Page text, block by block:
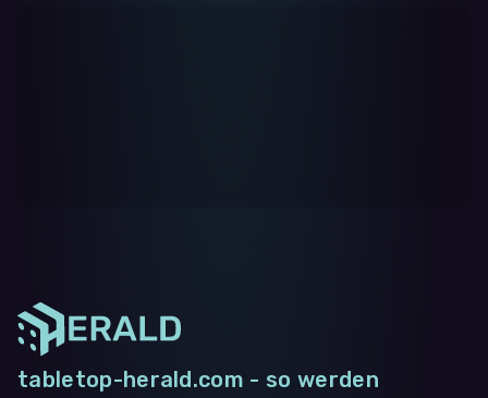
tabletop-herald.com - so werden